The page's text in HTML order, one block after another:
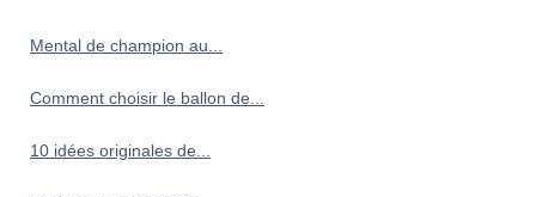
Mental de champion au...
Comment choisir le ballon de...
10 idées originales de...